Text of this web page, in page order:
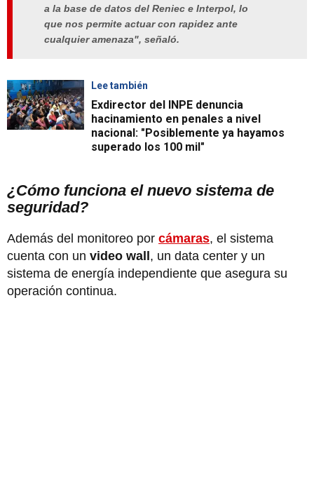
a la base de datos del Reniec e Interpol, lo
que nos permite actuar con rapidez ante
cualquier amenaza", señaló.
Lee también
Exdirector del INPE denuncia
hacinamiento en penales a nivel
nacional: "Posiblemente ya hayamos
superado los 100 mil"
¿Cómo funciona el nuevo sistema de
seguridad?
Además del monitoreo por cámaras, el sistema
cuenta con un video wall , un data center y un
sistema de energía independiente que asegura su
operación continua.